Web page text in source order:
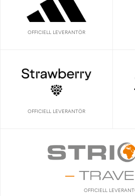
OFFICIELL LEVERANTÖR
OFFICIELL LEVERANTÖR
OFFICIELL